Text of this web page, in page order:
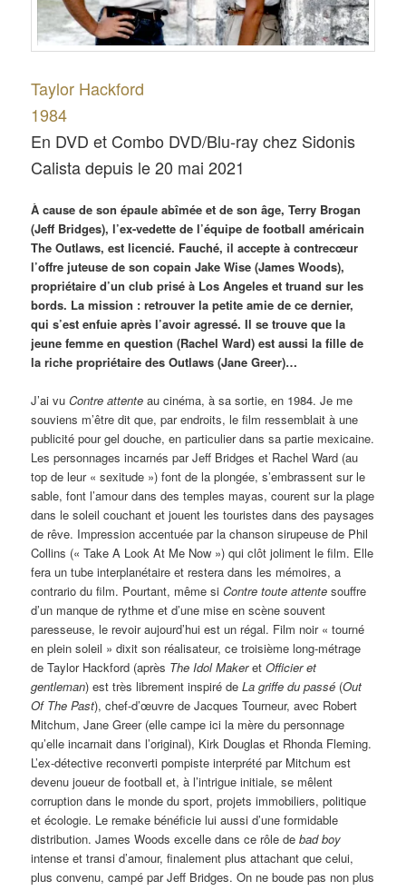
Taylor Hackford
1984
En DVD et Combo DVD/Blu-ray chez Sidonis
Calista depuis le 20 mai 2021
À cause de son épaule abîmée et de son âge, Terry Brogan
(Jeff Bridges), l’ex-vedette de l’équipe de football américain
The Outlaws, est licencié. Fauché, il accepte à contrecœur
l’offre juteuse de son copain Jake Wise (James Woods),
propriétaire d’un club prisé à Los Angeles et truand sur les
bords. La mission : retrouver la petite amie de ce dernier,
qui s’est enfuie après l’avoir agressé. Il se trouve que la
jeune femme en question (Rachel Ward) est aussi la fille de
la riche propriétaire des Outlaws (Jane Greer)…
J’ai vuContre attente au cinéma, à sa sortie, en 1984. Je me
souviens m’être dit que, par endroits, le film ressemblait à une
publicité pour gel douche, en particulier dans sa partie mexicaine.
Les personnages incarnés par Jeff Bridges et Rachel Ward (au
top de leur « sexitude ») font de la plongée, s’embrassent sur le
sable, font l’amour dans des temples mayas, courent sur la plage
dans le soleil couchant et jouent les touristes dans des paysages
de rêve. Impression accentuée par la chanson sirupeuse de Phil
Collins (« Take A Look At Me Now ») qui clôt joliment le film. Elle
fera un tube interplanétaire et restera dans les mémoires, a
contrario du film. Pourtant, même siContre toute attente souffre
d’un manque de rythme et d’une mise en scène souvent
paresseuse, le revoir aujourd’hui est un régal. Film noir « tourné
en plein soleil » dixit son réalisateur, ce troisième long-métrage
de Taylor Hackford (après The Idol MakeretOfficier et
gentleman) est très librement inspiré deLa griffe du passé (Out
Of The Past), chef-d’œuvre de Jacques Tourneur, avec Robert
Mitchum, Jane Greer (elle campe ici la mère du personnage
qu’elle incarnait dans l’original), Kirk Douglas et Rhonda Fleming.
L’ex-détective reconverti pompiste interprété par Mitchum est
devenu joueur de football et, à l’intrigue initiale, se mêlent
corruption dans le monde du sport, projets immobiliers, politique
et écologie. Le remake bénéficie lui aussi d’une formidable
distribution. James Woods excelle dans ce rôle debad boy
intense et transi d’amour, finalement plus attachant que celui,
plus convenu, campé par Jeff Bridges. On ne boude pas non plus